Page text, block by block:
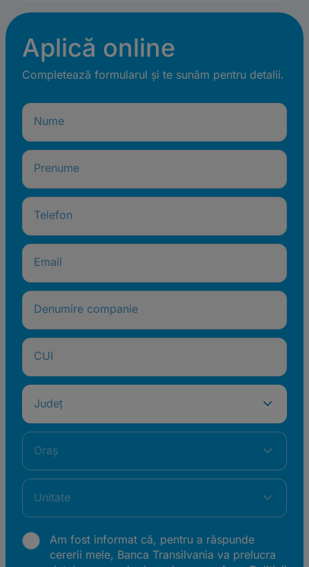
Aplică online
Completează formularul și te sunăm pentru detalii.
Nume
Prenume
Telefon
Email
Denumire companie
CUI
Județ
Oraș
Unitate
Am fost informat că, pentru a răspunde
cererii mele, Banca Transilvania va prelucra